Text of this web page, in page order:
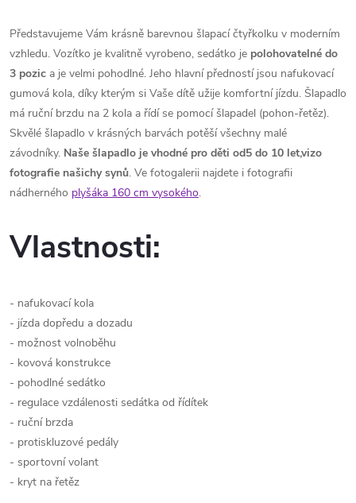
Představujeme Vám krásně barevnou šlapací čtyřkolku v moderním
vzhledu. Vozítko je kvalitně vyrobeno, sedátko je polohovatelné do
3 pozic a je velmi pohodlné. Jeho hlavní předností jsou nafukovací
gumová kola, díky kterým si Vaše dítě užije komfortní jízdu. Šlapadlo
má ruční brzdu na 2 kola a řídí se pomocí šlapadel (pohon-řetěz).
Skvělé šlapadlo v krásných barvách potěší všechny malé
závodníky. Naše šlapadlo je vhodné pro děti od5 do 10 let,vizo
fotografie našichy synů. Ve fotogalerii najdete i fotografii
nádherného plyšáka 160 cm vysokého.
Vlastnosti:
- nafukovací kola
- jízda dopředu a dozadu
- možnost volnoběhu
- kovová konstrukce
- pohodlné sedátko
- regulace vzdálenosti sedátka od řídítek
- ruční brzda
- protiskluzové pedály
- sportovní volant
- kryt na řetěz